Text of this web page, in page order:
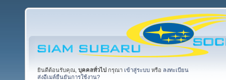
ยินดีต้อนรับคุณ, บุคคลทั่วไป กรุณา เข้าสู่ระบบ หรือ ลงทะเบียน
ส่งอีเมล์ยืนยันการใช้งาน?